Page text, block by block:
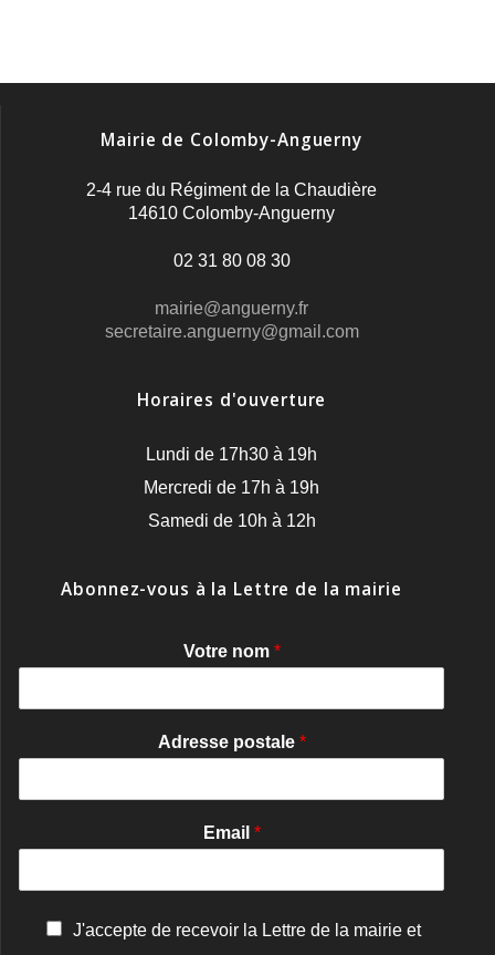
Mairie de Colomby-Anguerny
2-4 rue du Régiment de la Chaudière
14610 Colomby-Anguerny
02 31 80 08 30
mairie@anguerny.fr
secretaire.anguerny@gmail.com
Horaires d'ouverture
Lundi de 17h30 à 19h
Mercredi de 17h à 19h
Samedi de 10h à 12h
Abonnez-vous à la Lettre de la mairie
Votre nom *
Adresse postale *
Email *
J'accepte de recevoir la Lettre de la mairie et